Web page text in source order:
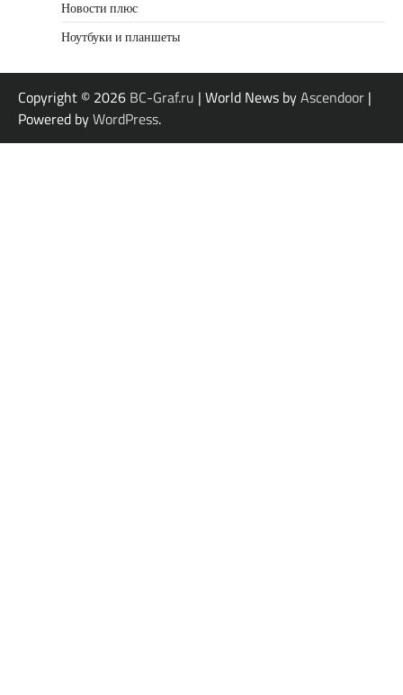
Новости плюс
Ноутбуки и планшеты
Copyright © 2026 BC-Graf.ru | World News byAscendoor |
Powered byWordPress.